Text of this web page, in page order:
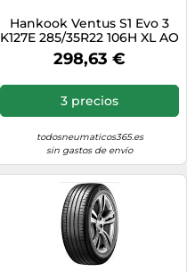
Hankook Ventus S1 Evo 3
K127E 285/35R22 106H XL AO
298,63 €
3 precios
todosneumaticos365.es
sin gastos de envío